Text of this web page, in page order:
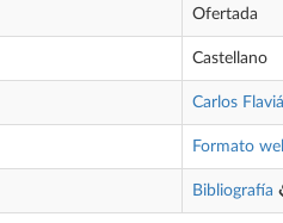
Ofertada
Castellano
Carlos
Formato
Bibliografía